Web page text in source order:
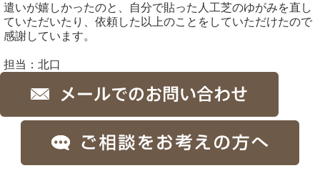
遣いが嬉しかったのと、自分で貼った人工芝のゆがみを直し
ていただいたり、依頼した以上のことをしていただけたので
感謝しています。
担当：北口